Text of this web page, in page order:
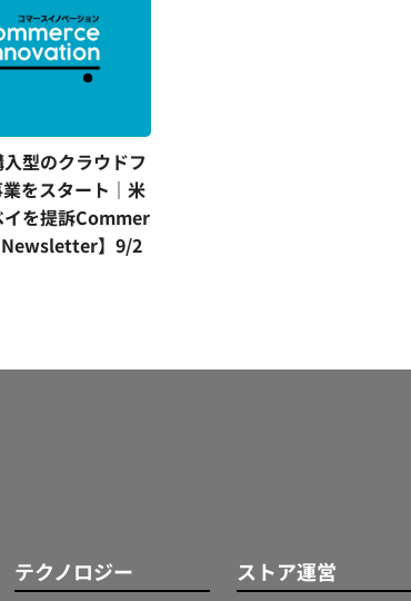
型のクラウドフ
をスタート｜米
イを提訴Commer
】9/2
テクノロジー ストア運営